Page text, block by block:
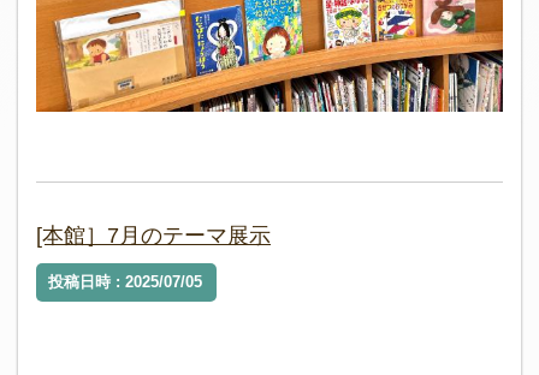
[本館］7月のテーマ展示
投稿日時 : 2025/07/05